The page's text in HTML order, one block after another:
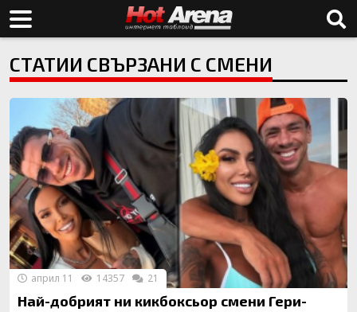
СТАТИИ СВЪРЗАНИ С СМЕНИ
Най-добрият ни кикбоксьор смени Гери-
април 11 14357 21